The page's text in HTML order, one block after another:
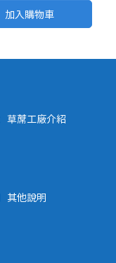
加入購物車
草蓆工廠介紹
其他說明